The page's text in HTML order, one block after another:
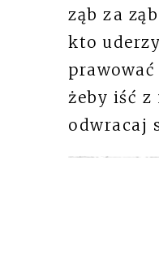
ząb za
kto
żeby iść
odwracaj